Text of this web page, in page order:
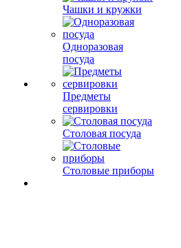
Чашки и кружки
Одноразовая
посуда
Предметы
сервировки
Столовая посуда
Столовые приборы